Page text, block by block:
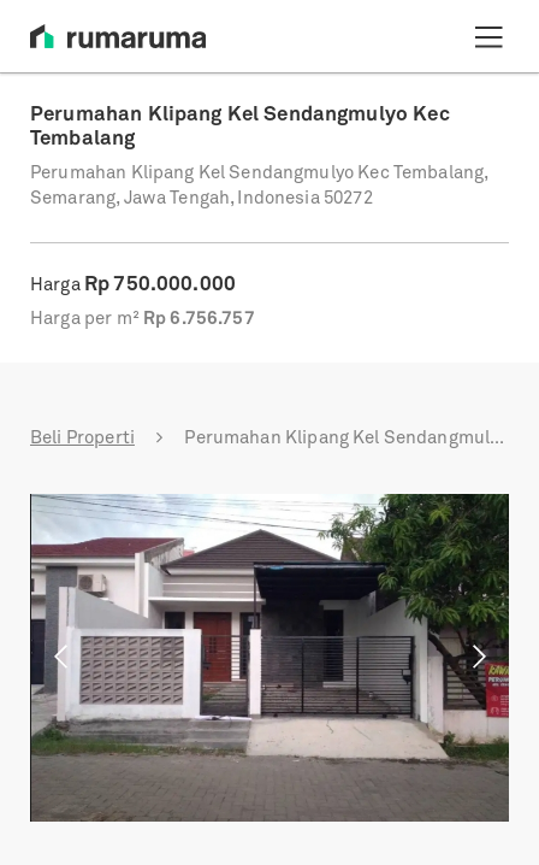
Perumahan Klipang Kel Sendangmulyo Kec
Tembalang
Perumahan Klipang Kel Sendangmulyo Kec Tembalang,
Semarang, Jawa Tengah, Indonesia 50272
Harga Rp750.000.000
Harga per m² Rp 6.756.757
Beli Properti Perumahan Klipang Kel Sendangmulyo Kec Tembalang
Previous Next